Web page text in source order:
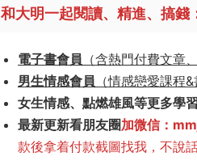
和大明一起閱讀、精進、搞錢
電子書會員 （含熱門付費文章
男生情感會員 （情感戀愛課程&
女生情感、點燃雄風等更多學
最新更新看朋友圈加微信：
款後拿着付款截圖找我，不說